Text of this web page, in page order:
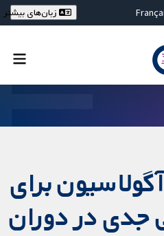
繁
زبان‌های بیشتر
برای
جدی در دوران